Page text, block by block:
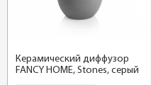
Керамический диффузор
FANCY HOME, Stones, серый